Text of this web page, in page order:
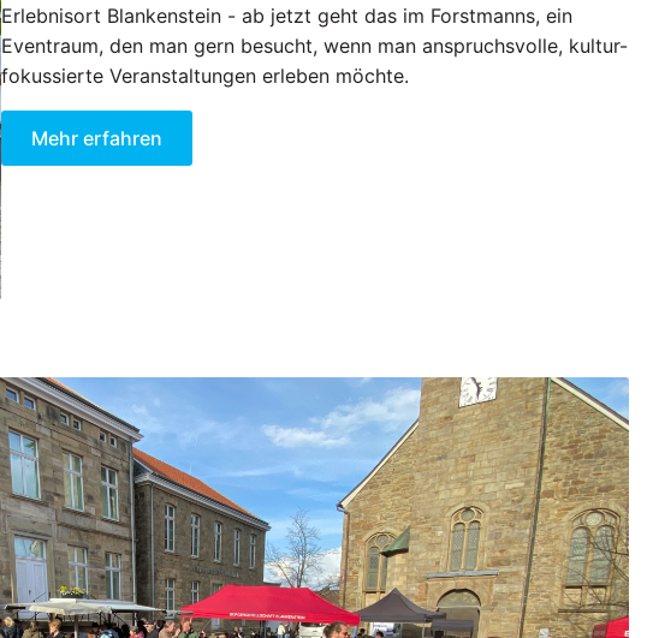
Erlebnisort Blankenstein - ab jetzt geht das im Forstmanns, ein
Eventraum, den man gern besucht, wenn man anspruchsvolle, kultur-
fokussierte Veranstaltungen erleben möchte.
Mehr erfahren